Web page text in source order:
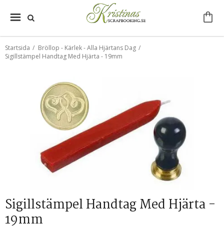
Startsida / Bröllop - Kärlek - Alla Hjärtans Dag /
Sigillstämpel Handtag Med Hjärta - 19mm
Sigillstämpel Handtag Med Hjärta -
19mm